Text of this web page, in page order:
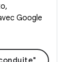
Google